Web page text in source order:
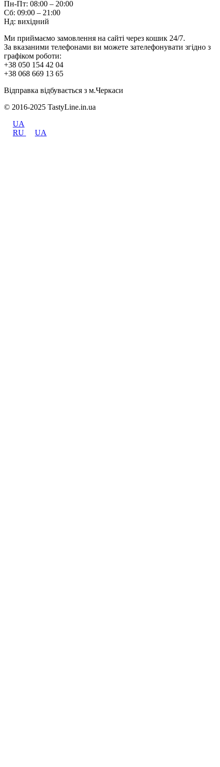
Пн-Пт: 08:00 – 20:00
Сб: 09:00 – 21:00
Нд: вихідний
Ми приймаємо замовлення на сайті через кошик 24/7.
За вказаними телефонами ви можете зателефонувати згідно з
графіком роботи:
+38 050 154 42 04
+38 068 669 13 65
Відправка відбувається з м.Черкаси
© 2016-2025 TastyLine.in.ua
UA
RU
UA